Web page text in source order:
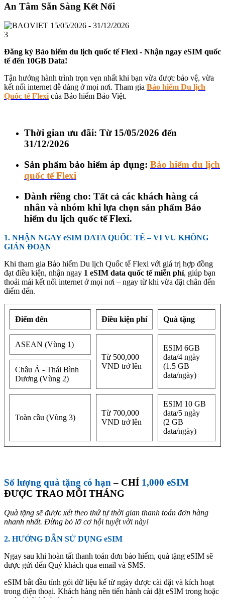
An Tâm Sẵn Sàng Kết Nối
15/05/2026 - 31/12/2026
3
Đăng ký Bảo hiểm du lịch quốc tế Flexi - Nhận ngay eSIM quốc
tế đến 10GB Data!
Tận hưởng hành trình trọn vẹn nhất khi bạn vừa được bảo vệ, vừa
kết nối internet dễ dàng ở mọi nơi. Tham gia Bảo hiểm Du lịch
Quốc tế Flexicủa Bảo hiểm Bảo Việt.
Thời gian ưu đãi: Từ 15/05/2026 đến
31/12/2026
Sản phẩm bảo hiểm áp dụng: Bảo hiểm du lịch
quốc tế Flexi
Dành riêng cho: Tất cả các khách hàng cá
nhân và nhóm khi lựa chọn sản phẩm Bảo
hiểm du lịch quốc tế Flexi.
1. NHẬN NGAY eSIM DATA QUỐC TẾ – VI VU KHÔNG
GIÁN ĐOẠN
Khi tham gia Bảo hiểm Du lịch Quốc tế Flexi với giá trị hợp đồng
đạt điều kiện, nhận ngay 1 eSIM data quốc tế miễn phí, giúp bạn
thoải mái kết nối internet ở mọi nơi – ngay từ khi vừa đặt chân đến
điểm đến.
Điểm đến Điều kiện phí Quà tặng
ASEAN (Vùng 1)
Từ 500,000
VND trở lên
ESIM 6GB
data/4 ngày
(1.5 GB
data/ngày)
Châu Á - Thái Bình
Dương (Vùng 2)
Toàn cầu (Vùng 3)
Từ 700,000
VND trở lên
ESIM 10 GB
data/5 ngày
(2 GB
data/ngày)
Số lượng quà tặng có hạn – CHỈ 1,000 eSIM
ĐƯỢC TRAO MỖI THÁNG
Quà tặng sẽ được xét theo thứ tự thời gian thanh toán đơn hàng
nhanh nhất. Đừng bỏ lỡ cơ hội tuyệt vời này!
2. HƯỚNG DẪN SỬ DỤNG eSIM
Ngay sau khi hoàn tất thanh toán đơn bảo hiểm, quà tặng eSIM sẽ
được gửi đến Quý khách qua email và SMS.
eSIM bắt đầu tính gói dữ liệu kể từ ngày được cài đặt và kích hoạt
trong điện thoại. Khách hàng nên tiến hành cài đặt eSIM trong hoặc